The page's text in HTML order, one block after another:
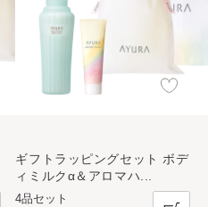
ギフトラッピングセット ボデ
ィミルクα＆アロマハ
4品セット